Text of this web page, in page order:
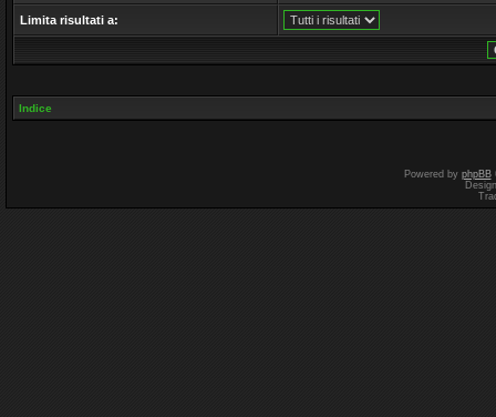
Limita risultati a:
Indice
Powered by phpBB